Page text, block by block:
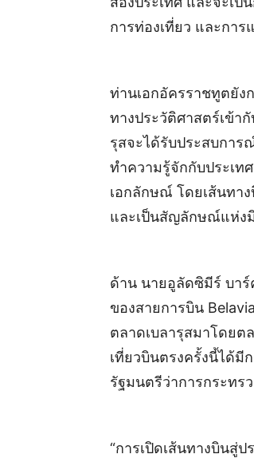
การท่องเที่ยว และกา
ท่านเอกอัครราชทูตยัง
ทางประวัติศาสตร์เข้า
รุสจะได้รับประสบการ
ทำความรู้จักกับประเท
เอกลักษณ์ โดยเส้นทา
และเป็นสัญลักษณ์แห่
ด้าน นายอูลัดซิมีร์ บาร์
ของสายการบิน
ตลาดเบลารุสมาโดยต
เที่ยวบินตรงครั้งนี้ได้มี
รัฐมนตรีว่าการกระทร
“การเปิดเส้นทางบินสู่